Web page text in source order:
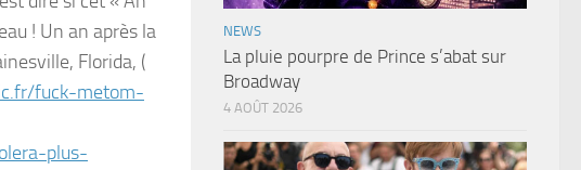
! Un an après la
Florida, (
fuck-metom-
plus-
NEWS
La pluie pourpre de Prince s’abat sur
Broadway
4 AOÛT 2026